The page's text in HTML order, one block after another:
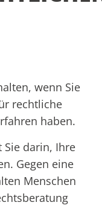
wenn Sie
rechtliche
haben.
darin, Ihre
Gegen eine
Menschen